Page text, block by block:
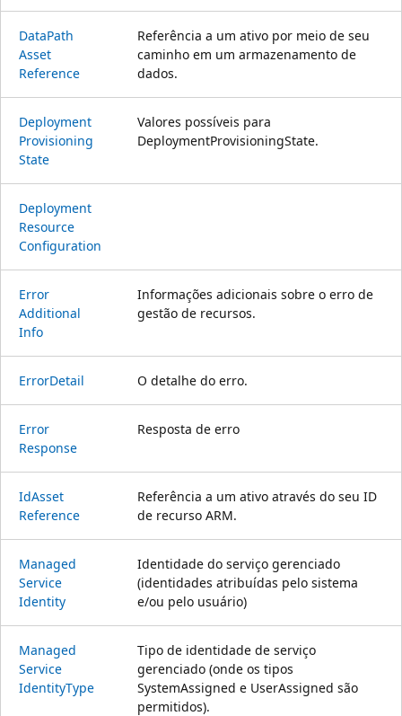
DataPath
Asset
Reference
Referência a um ativo por meio de seu
caminho em um armazenamento de
dados.
Deployment
Provisioning
State
Valores possíveis para
DeploymentProvisioningState.
Deployment
Resource
Configuration
Error
Additional
Info
Informações adicionais sobre o erro de
gestão de recursos.
ErrorDetail O detalhe do erro.
Error
Response
Resposta de erro
IdAsset
Reference
Referência a um ativo através do seu ID
de recurso ARM.
Managed
Service
Identity
Identidade do serviço gerenciado
(identidades atribuídas pelo sistema
e/ou pelo usuário)
Managed
Service
IdentityType
Tipo de identidade de serviço
gerenciado (onde os tipos
SystemAssigned e UserAssigned são
permitidos).